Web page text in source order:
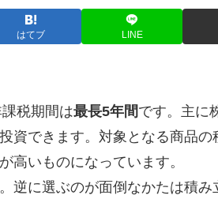
はてブ LINE
課税期間は最長5年間です。主に
資できます。対象となる商品の
高いものになっています。
に選ぶのが面倒なかたは積み